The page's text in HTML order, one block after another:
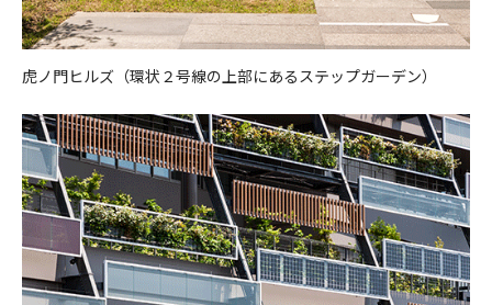
虎ノ門ヒルズ（環状２号線の上部にあるステップガーデン）